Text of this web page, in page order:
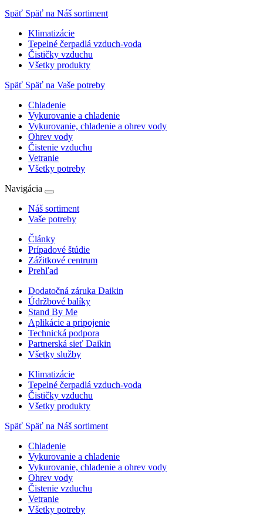
Späť Späť na Náš sortiment
Klimatizácie
Tepelné čerpadlá vzduch-voda
Čističky vzduchu
Všetky produkty
Späť Späť na Vaše potreby
Chladenie
Vykurovanie a chladenie
Vykurovanie, chladenie a ohrev vody
Ohrev vody
Čistenie vzduchu
Vetranie
Všetky potreby
Navigácia
Náš sortiment
Vaše potreby
Články
Prípadové štúdie
Zážitkové centrum
Prehľad
Dodatočná záruka Daikin
Údržbové balíky
Stand By Me
Aplikácie a pripojenie
Technická podpora
Partnerská sieť Daikin
Všetky služby
Klimatizácie
Tepelné čerpadlá vzduch-voda
Čističky vzduchu
Všetky produkty
Späť Späť na Náš sortiment
Chladenie
Vykurovanie a chladenie
Vykurovanie, chladenie a ohrev vody
Ohrev vody
Čistenie vzduchu
Vetranie
Všetky potreby